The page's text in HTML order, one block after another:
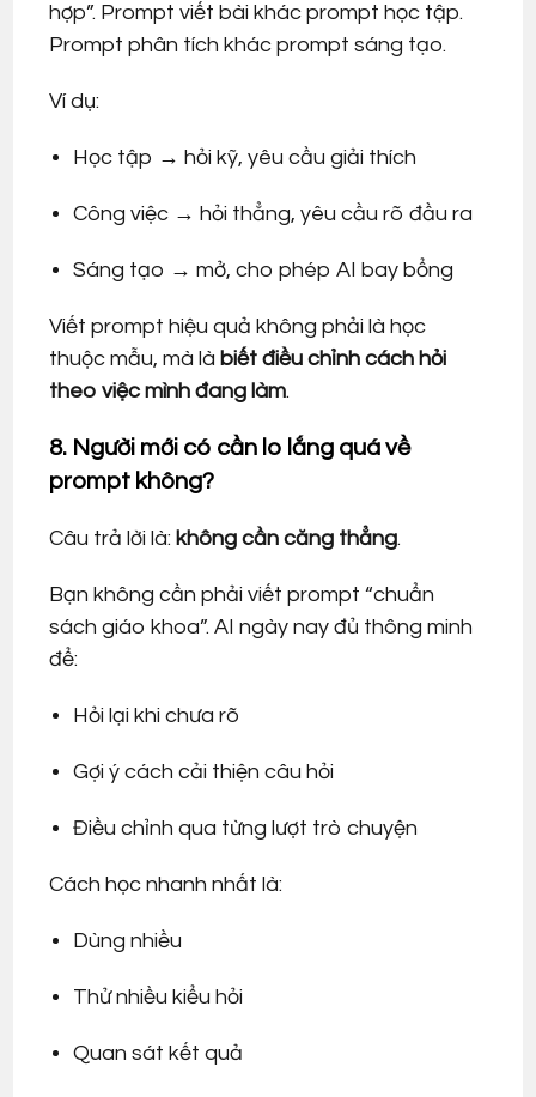
hợp”. Prompt viết bài khác prompt học tập.
Prompt phân tích khác prompt sáng tạo.
Ví dụ:
Học tập → hỏi kỹ, yêu cầu giải thích
Công việc → hỏi thẳng, yêu cầu rõ đầu ra
Sáng tạo → mở, cho phép AI bay bổng
Viết prompt hiệu quả không phải là học
thuộc mẫu, mà là biết điều chỉnh cách hỏi
theo việc mình đang làm.
8. Người mới có cần lo lắng quá về
prompt không?
Câu trả lời là: không cần căng thẳng.
Bạn không cần phải viết prompt “chuẩn
sách giáo khoa”. AI ngày nay đủ thông minh
để:
Hỏi lại khi chưa rõ
Gợi ý cách cải thiện câu hỏi
Điều chỉnh qua từng lượt trò chuyện
Cách học nhanh nhất là:
Dùng nhiều
Thử nhiều kiểu hỏi
Quan sát kết quả